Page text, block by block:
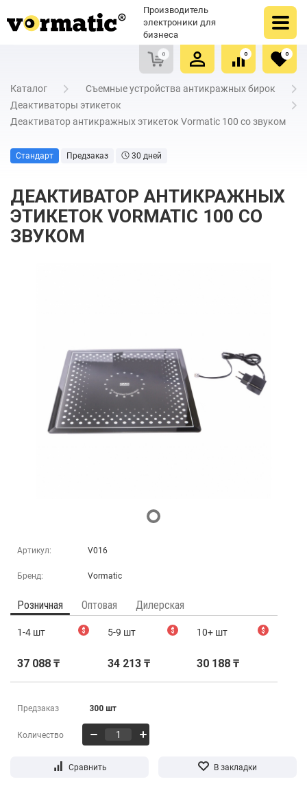
Производитель
электроники для
бизнеса
0
Очистить список сравнения
0
Очистить избранное
0
Каталог
Съемные устройства антикражных бирок
Деактиваторы этикеток
Деактиватор антикражных этикеток Vormatic 100 со звуком
Стандарт Предзаказ 30 дней
ДЕАКТИВАТОР АНТИКРАЖНЫХ
ЭТИКЕТОК VORMATIC 100 СО
ЗВУКОМ
Артикул: V016
Бренд: Vormatic
Розничная Оптовая Дилерская
1-4 шт $
37 088 ₸
5-9 шт $
34 213 ₸
10+ шт $
30 188 ₸
Предзаказ 300 шт
Количество